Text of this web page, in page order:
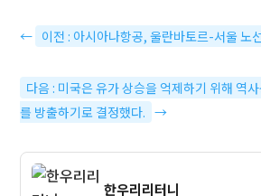
← 이전 : 아시아나항공, 울란바토르-서울 노
다음 : 미국은 유가 상승을 억제하기 위해 역
를 방출하기로 결정했다. →
한우리리터니